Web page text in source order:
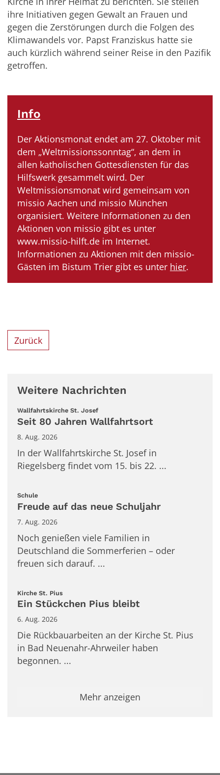
ihre Initiativen gegen Gewalt an Frauen und
gegen die Zerstörungen durch die Folgen des
Klimawandels vor. Papst Franziskus hatte sie
auch kürzlich während seiner Reise in den Pazifik
getroffen.
Info
Der Aktionsmonat endet am 27. Oktober mit
dem „Weltmissionssonntag“, an dem in
allen katholischen Gottesdiensten für das
Hilfswerk gesammelt wird. Der
Weltmissionsmonat wird gemeinsam von
missio Aachen und missio München
organisiert. Weitere Informationen zu den
Aktionen von missio gibt es unter
www.missio-hilft.de im Internet.
Informationen zu Aktionen mit den missio-
Gästen im Bistum Trier gibt es unter hier.
Zurück
Weitere Nachrichten
Wallfahrtskirche St. Josef:
Seit 80 Jahren Wallfahrtsort
8. Aug. 2026
In der Wallfahrtskirche St. Josef in
Riegelsberg findet vom 15. bis 22. ...
Schule:
Freude auf das neue Schuljahr
7. Aug. 2026
Noch genießen viele Familien in
Deutschland die Sommerferien – oder
freuen sich darauf. ...
Kirche St. Pius:
Ein Stückchen Pius bleibt
6. Aug. 2026
Die Rückbauarbeiten an der Kirche St. Pius
in Bad Neuenahr-Ahrweiler haben
begonnen. ...
Mehr anzeigen